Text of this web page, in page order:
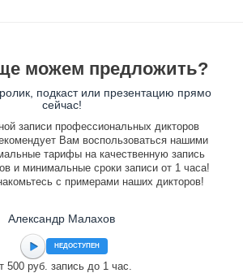
можем предложить?
подкаст или презентацию прямо
сейчас!
записи профессиональных дикторов
Вам воспользоваться нашими
тарифы на качественную запись
и минимальные сроки записи от 1 часа!
с примерами наших дикторов!
Александр Малахов
НЕДОСТУПЕН
500 руб. запись до 1 час.